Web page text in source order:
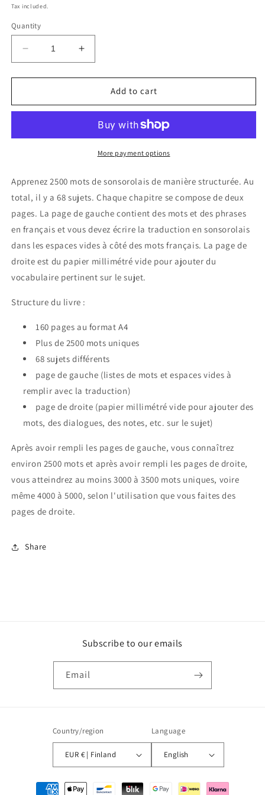
price
Tax included.
Quantity
Decrease
quantity
for
de
Increase
quantity
for
Cahier
de
Add to cart
More payment options
Apprenez 2500 mots de sonsorolais de manière structurée. Au
total, il y a 68 sujets. Chaque chapitre se compose de deux
pages. La page de gauche contient des mots et des phrases
en français et vous devez écrire la traduction en sonsorolais
dans les espaces vides à côté des mots français. La page de
droite est du papier millimétré vide pour ajouter du
vocabulaire pertinent sur le sujet.
Structure du livre :
160 pages au format A4
Plus de 2500 mots uniques
68 sujets différents
page de gauche (listes de mots et espaces vides à
remplir avec la traduction)
page de droite (papier millimétré vide pour ajouter des
mots, des dialogues, des notes, etc. sur le sujet)
Après avoir rempli les pages de gauche, vous connaîtrez
environ 2500 mots et après avoir rempli les pages de droite,
vous atteindrez au moins 3000 à 3500 mots uniques, voire
même 4000 à 5000, selon l'utilisation que vous faites des
pages de droite.
Share
Subscribe to our emails
Email
Country/region
EUR € | Finland
Language
English
Payment